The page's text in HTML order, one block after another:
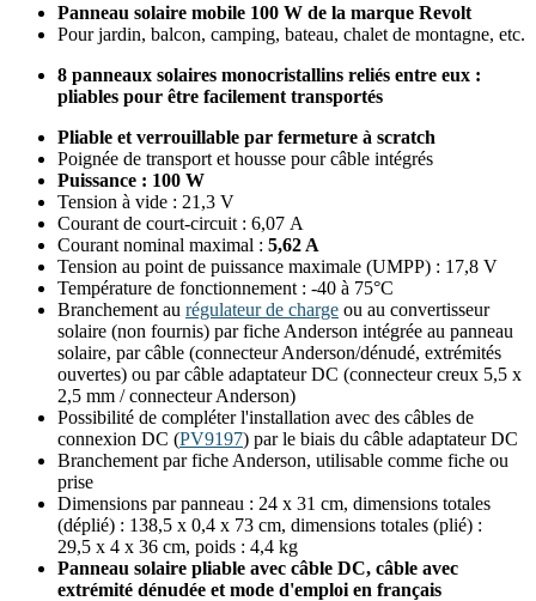
Panneau solaire mobile 100 W de la marque Revolt
Pour jardin, balcon, camping, bateau, chalet de montagne, etc.
8 panneaux solaires monocristallins reliés entre eux :
pliables pour être facilement transportés
Pliable et verrouillable par fermeture à scratch
Poignée de transport et housse pour câble intégrés
Puissance : 100 W
Tension à vide : 21,3 V
Courant de court-circuit : 6,07 A
Courant nominal maximal : 5,62 A
Tension au point de puissance maximale (UMPP) : 17,8 V
Température de fonctionnement : -40 à 75°C
Branchement au régulateur de charge ou au convertisseur
solaire (non fournis) par fiche Anderson intégrée au panneau
solaire, par câble (connecteur Anderson/dénudé, extrémités
ouvertes) ou par câble adaptateur DC (connecteur creux 5,5 x
2,5 mm / connecteur Anderson)
Possibilité de compléter l'installation avec des câbles de
connexion DC (PV9197) par le biais du câble adaptateur DC
Branchement par fiche Anderson, utilisable comme fiche ou
prise
Dimensions par panneau : 24 x 31 cm, dimensions totales
(déplié) : 138,5 x 0,4 x 73 cm, dimensions totales (plié) :
29,5 x 4 x 36 cm, poids : 4,4 kg
Panneau solaire pliable avec câble DC, câble avec
extrémité dénudée et mode d'emploi en français